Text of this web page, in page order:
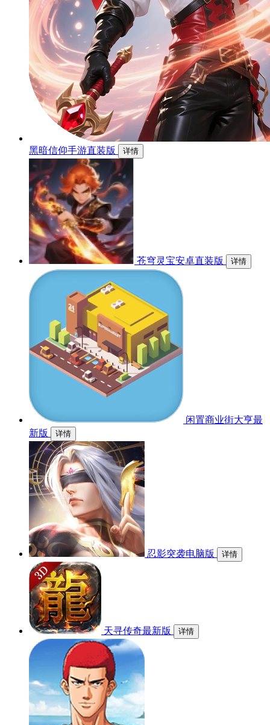
黑暗信仰手游直装版 详情
苍穹灵宝安卓直装版 详情
闲置商业街大亨最
新版
详情
忍影突袭电脑版 详情
天寻传奇最新版 详情